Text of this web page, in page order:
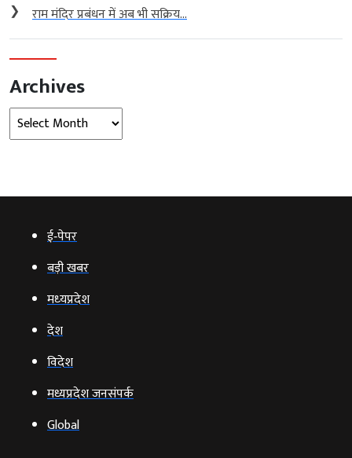
❯ राम मंदिर प्रबंधन में अब भी सक्रिय...
Archives
Archives
ई‑पेपर
बड़ी खबर
मध्‍यप्रदेश
देश
विदेश
मध्यप्रदेश जनसंपर्क
Global